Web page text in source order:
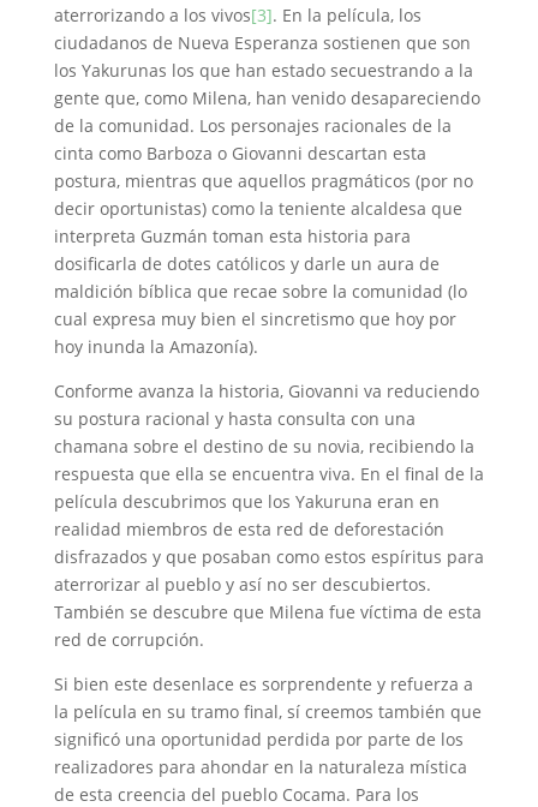
aterrorizando a los vivos[3]. En la película, los
ciudadanos de Nueva Esperanza sostienen que son
los Yakurunas los que han estado secuestrando a la
gente que, como Milena, han venido desapareciendo
de la comunidad. Los personajes racionales de la
cinta como Barboza o Giovanni descartan esta
postura, mientras que aquellos pragmáticos (por no
decir oportunistas) como la teniente alcaldesa que
interpreta Guzmán toman esta historia para
dosificarla de dotes católicos y darle un aura de
maldición bíblica que recae sobre la comunidad (lo
cual expresa muy bien el sincretismo que hoy por
hoy inunda la Amazonía).
Conforme avanza la historia, Giovanni va reduciendo
su postura racional y hasta consulta con una
chamana sobre el destino de su novia, recibiendo la
respuesta que ella se encuentra viva. En el final de la
película descubrimos que los Yakuruna eran en
realidad miembros de esta red de deforestación
disfrazados y que posaban como estos espíritus para
aterrorizar al pueblo y así no ser descubiertos.
También se descubre que Milena fue víctima de esta
red de corrupción.
Si bien este desenlace es sorprendente y refuerza a
la película en su tramo final, sí creemos también que
significó una oportunidad perdida por parte de los
realizadores para ahondar en la naturaleza mística
de esta creencia del pueblo Cocama. Para los